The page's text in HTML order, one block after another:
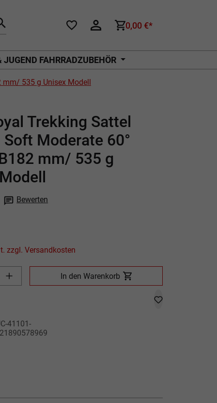
0,00 €*
JUGEND FAHRRADZUBEHÖR
mm/ 535 g Unisex Modell
Trekking Sattel
Moderate 60°
mm/ 535 g
Bewerten
Preis inkl. MwSt. zzgl. Versandkosten
Produkt Anzahl: Gib den gewünschten Wert ein oder benutze
In den Warenkorb
41101-